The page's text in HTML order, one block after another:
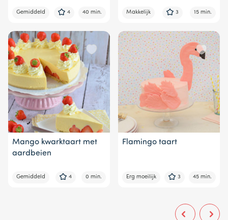
Gemiddeld 4 40 min. Makkelijk 3 15 min.
Mango kwarktaart met
aardbeien
Gemiddeld 4 0 min.
Flamingo taart
Erg moeilijk 3 45 min.